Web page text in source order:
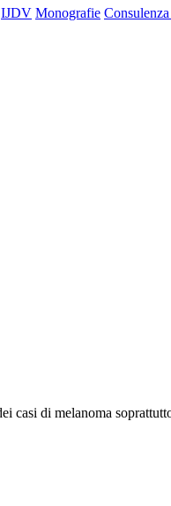
IJDV Monografie
casi di melanoma